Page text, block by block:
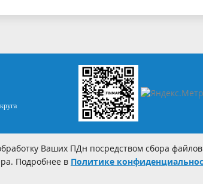
Ваших ПДн посредством сбора
Подробнее в Политике